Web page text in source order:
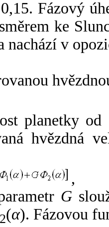
Fázový
ke
nachází v
planetky od
hvězdná
,
G
2(α). Fázovou